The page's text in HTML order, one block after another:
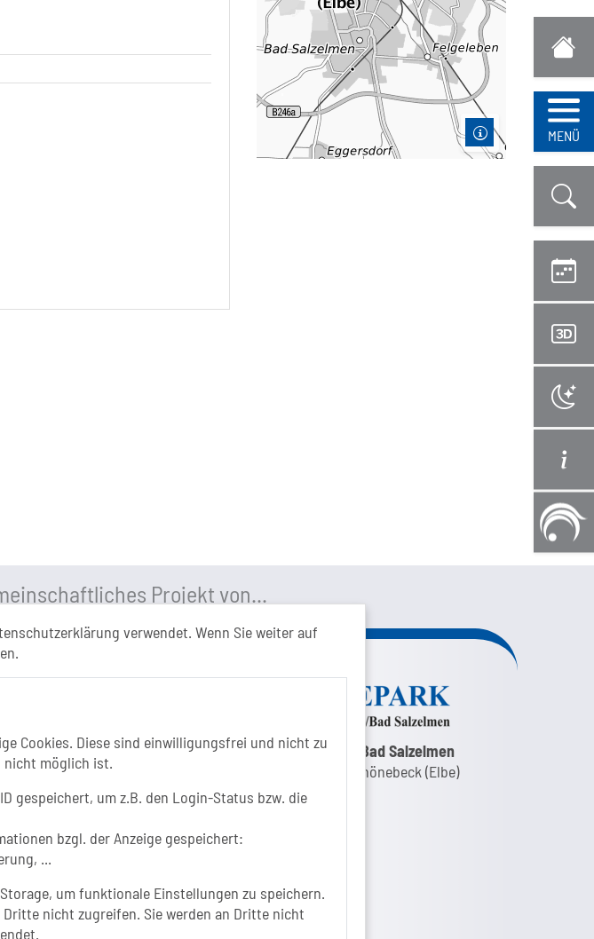
verwendet. Wenn Sie weiter auf
Cookies. Diese sind einwilligungsfrei und nicht zu
nicht möglich ist.
gespeichert, um z.B. den Login-Status bzw. die
bzgl. der Anzeige gespeichert:
...
um funktionale Einstellungen zu speichern.
nicht zugreifen. Sie werden an Dritte nicht
MENÜ
Projekt von...
auf
Link zur Google-Maps Navigation
SOLEPARK Schönebeck/Bad Salzelmen
Eigenbetrieb der Stadt Schönebeck (Elbe)
Badepark 1
+49 3928 7055-0
info[at]solepark.de
www.visitschoenebeck.de